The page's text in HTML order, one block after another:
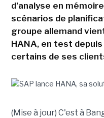
d'analyse en
scénarios de
groupe allemand
HANA, en test
certains de ses
(Mise à jour) C'est à